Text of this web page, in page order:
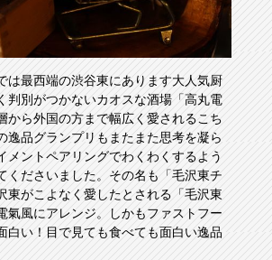
は最西端の渋谷東にあります大人気厨
判別がつかないカオスな酒場「高丸電
から外国の方まで幅広く愛されるこち
逸品グランプリもまたまた思考を凝ら
メントペアリングでわくわくするよう
くださいました。その名も「毛沢東チ
東がこよなく愛したとされる「毛沢東
氣風にアレンジ。しかもファストフー
白い！目で見ても食べても面白い逸品